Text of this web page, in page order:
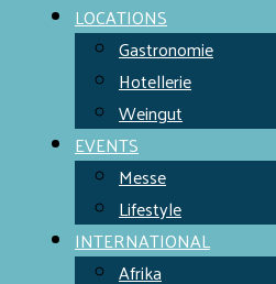
LOCATIONS
Gastronomie
Hotellerie
Weingut
EVENTS
Messe
Lifestyle
INTERNATIONAL
Afrika